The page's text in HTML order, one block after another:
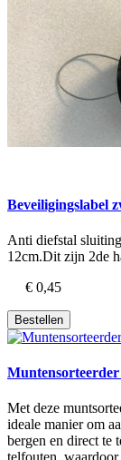
Beveiligingslabel
Anti diefstal
12cm.Dit zijn 2de
€ 0,45
Bestellen
Met deze
ideale manier om
bergen en direct te